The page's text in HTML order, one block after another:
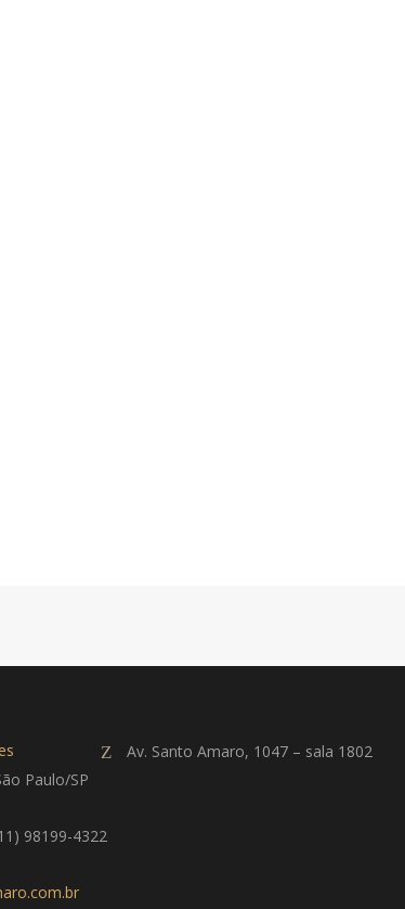
Av. Santo Amaro, 1047 – sala 1802
Paulo/SP
98199-4322